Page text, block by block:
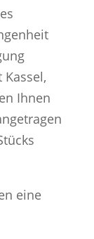
Ihnen
eine